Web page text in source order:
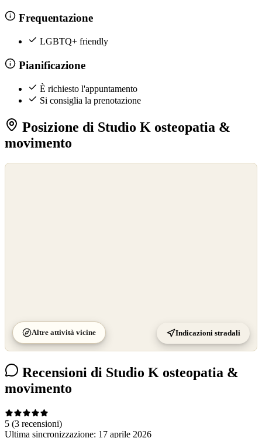
Frequentazione
LGBTQ+ friendly
Pianificazione
È richiesto l'appuntamento
Si consiglia la prenotazione
Posizione di Studio K osteopatia &
movimento
Altre attività vicine Indicazioni stradali
Recensioni di Studio K osteopatia &
movimento
5 (3 recensioni)
Ultima sincronizzazione: 17 aprile 2026